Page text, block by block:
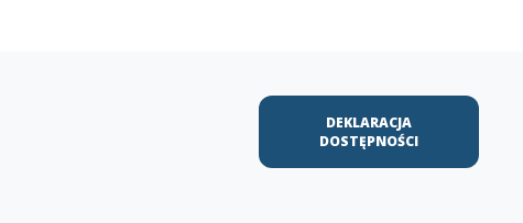
DEKLARACJA
DOSTĘPNOŚCI